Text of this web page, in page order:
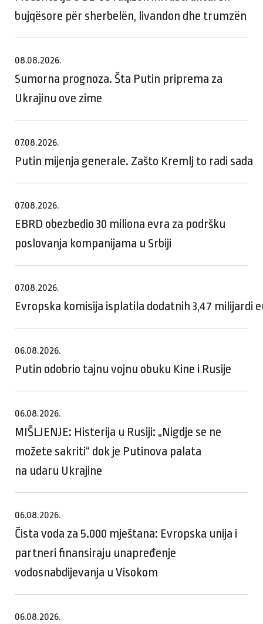
bujqësore për sherbelën, livandon dhe trumzën
08.08.2026.
Sumorna prognoza. Šta Putin priprema za
Ukrajinu ove zime
07.08.2026.
Putin mijenja generale. Zašto Kremlj to radi sada
07.08.2026.
EBRD obezbedio 30 miliona evra za podršku
poslovanja kompanijama u Srbiji
07.08.2026.
Evropska komisija isplatila dodatnih 3,47 milijardi
06.08.2026.
Putin odobrio tajnu vojnu obuku Kine i Rusije
06.08.2026.
MIŠLJENJE: Histerija u Rusiji: „Nigdje se ne
možete sakriti“ dok je Putinova palata
na udaru Ukrajine
06.08.2026.
Čista voda za 5.000 mještana: Evropska unija i
partneri finansiraju unapređenje
vodosnabdijevanja u Visokom
06.08.2026.